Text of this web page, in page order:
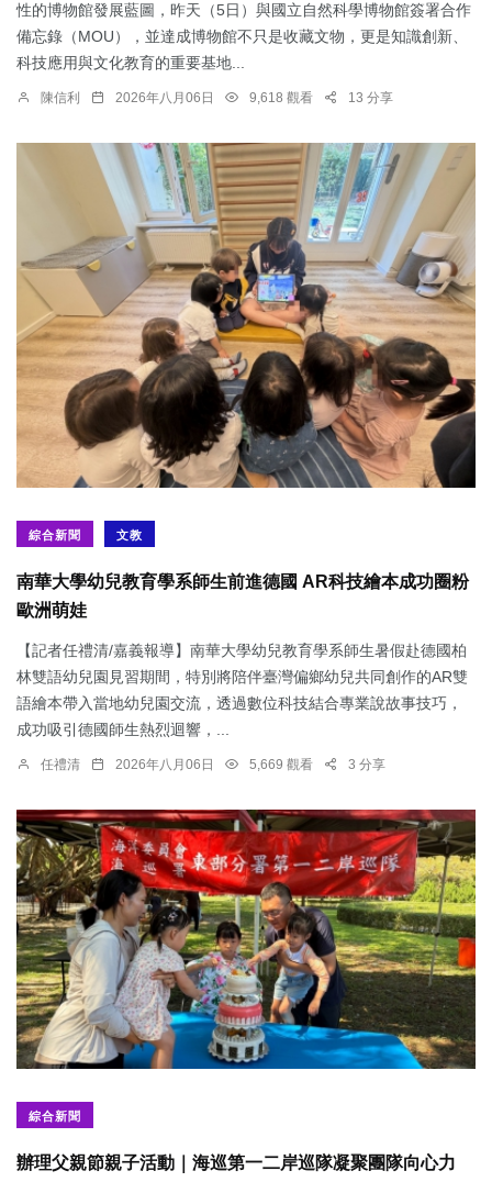
性的博物館發展藍圖，昨天（5日）與國立自然科學博物館簽署合作
備忘錄（MOU），並達成博物館不只是收藏文物，更是知識創新、
科技應用與文化教育的重要基地...
陳信利 2026年八月06日 9,618 觀看 13 分享
綜合新聞 文教
南華大學幼兒教育學系師生前進德國 AR科技繪本成功圈粉
歐洲萌娃
【記者任禮清/嘉義報導】南華大學幼兒教育學系師生暑假赴德國柏
林雙語幼兒園見習期間，特別將陪伴臺灣偏鄉幼兒共同創作的AR雙
語繪本帶入當地幼兒園交流，透過數位科技結合專業說故事技巧，
成功吸引德國師生熱烈迴響，...
任禮清 2026年八月06日 5,669 觀看 3 分享
綜合新聞
辦理父親節親子活動｜海巡第一二岸巡隊凝聚團隊向心力